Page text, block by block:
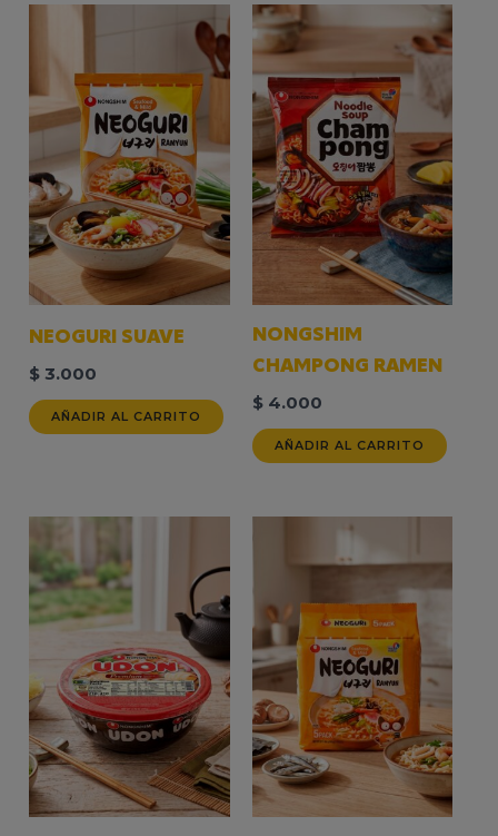
NEOGURI SUAVE
$ 3.000
AÑADIR AL CARRITO
NONGSHIM
CHAMPONG RAMEN
$4.000
AÑADIR AL CARRITO